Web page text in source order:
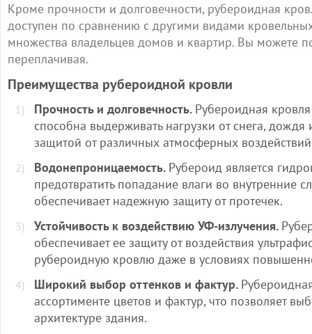
Кроме прочности и долговечности, рубероидная
доступен по сравнению с другими видами
множества владельцев домов и квартир. Вы можете
переплачивая.
Преимущества рубероидной кровли
Прочность и долговечность. Рубероидная
способна выдерживать нагрузки от снега,
защитой от различных атмосферных
Водонепроницаемость. Рубероид является
предотвратить попадание влаги во внутренние
обеспечивает надежную защиту от протечек.
Устойчивость к воздействию УФ-излучения.
обеспечивает ее защиту от воздействия
рубероидную кровлю даже в условиях
Широкий выбор оттенков и фактур.
ассортименте цветов и фактур, что позволяет
архитектуре здания.